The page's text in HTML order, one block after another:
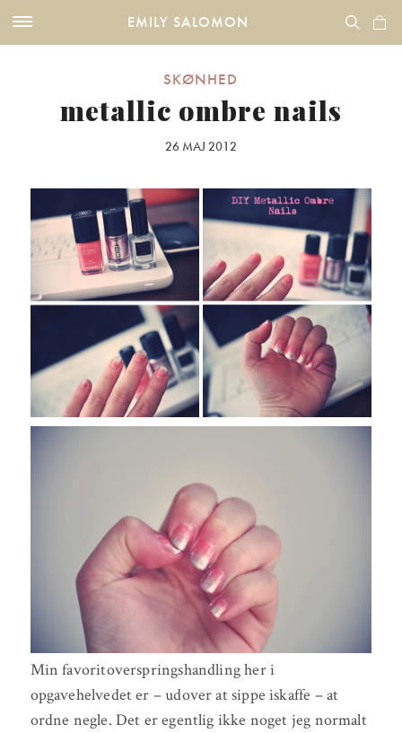
EMILY SALOMON
SKØNHED
metallic ombre nails
26 MAJ 2012
Min favoritoverspringshandling her i
opgavehelvedet er – udover at sippe iskaffe – at
ordne negle. Det er egentlig ikke noget jeg normalt